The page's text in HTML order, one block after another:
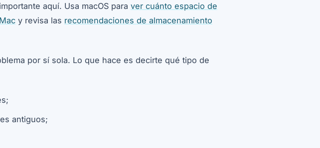
aquí. Usa macOS para ver cuánto espacio de
y revisa las recomendaciones de almacenamiento
por sí sola. Lo que hace es decirte qué tipo de
antiguos;